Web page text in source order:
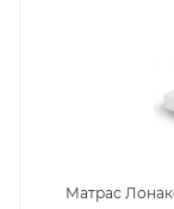
Матрас